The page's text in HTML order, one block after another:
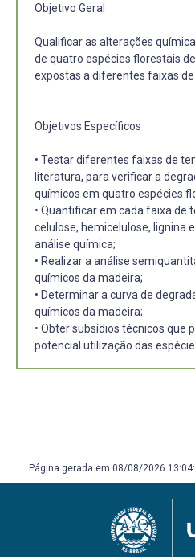
Objetivo Geral
Qualificar as alterações
de quatro espécies florestais
expostas a diferentes faixas
Objetivos Específicos
• Testar diferentes faixas de
literatura, para verificar a
químicos em quatro espécies
• Quantificar em cada faixa de
celulose, hemicelulose, lignina
análise química;
• Realizar a análise
químicos da madeira;
• Determinar a curva de
químicos da madeira;
• Obter subsídios técnicos que
potencial utilização das
Página gerada em 08/08/2026